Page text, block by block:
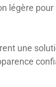
légère
une